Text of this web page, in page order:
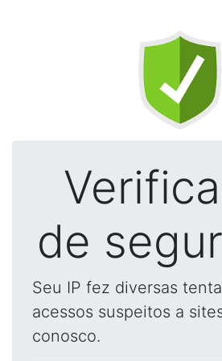
de
Seu IP fez diversas
acessos suspeitos a
conosco.